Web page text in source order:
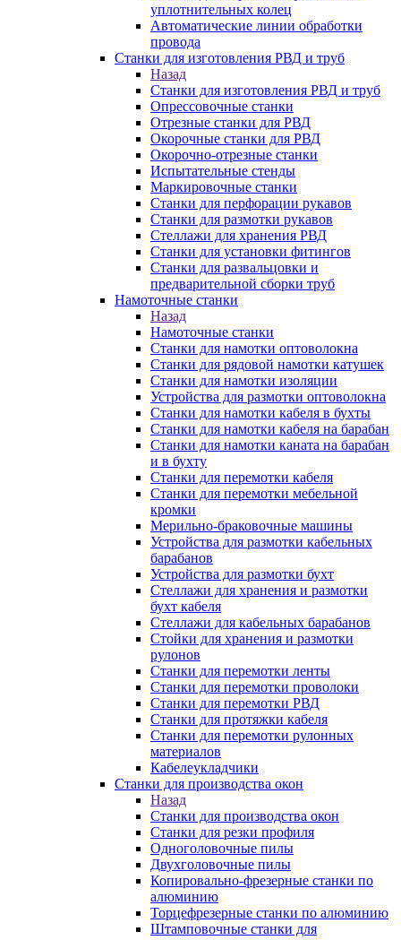
уплотнительных колец
Автоматические линии обработки
провода
Станки для изготовления РВД и труб
Назад
Станки для изготовления РВД и труб
Опрессовочные станки
Отрезные станки для РВД
Окорочные станки для РВД
Окорочно-отрезные станки
Испытательные стенды
Маркировочные станки
Станки для перфорации рукавов
Станки для размотки рукавов
Стеллажи для хранения РВД
Станки для установки фитингов
Станки для развальцовки и
предварительной сборки труб
Намоточные станки
Назад
Намоточные станки
Станки для намотки оптоволокна
Станки для рядовой намотки катушек
Станки для намотки изоляции
Устройства для размотки оптоволокна
Станки для намотки кабеля в бухты
Станки для намотки кабеля на барабан
Станки для намотки каната на барабан
и в бухту
Станки для перемотки кабеля
Станки для перемотки мебельной
кромки
Мерильно-браковочные машины
Устройства для размотки кабельных
барабанов
Устройства для размотки бухт
Стеллажи для хранения и размотки
бухт кабеля
Стеллажи для кабельных барабанов
Стойки для хранения и размотки
рулонов
Станки для перемотки ленты
Станки для перемотки проволоки
Станки для перемотки РВД
Станки для протяжки кабеля
Станки для перемотки рулонных
материалов
Кабелеукладчики
Станки для производства окон
Назад
Станки для производства окон
Станки для резки профиля
Одноголовочные пилы
Двухголовочные пилы
Копировально-фрезерные станки по
алюминию
Торцефрезерные станки по алюминию
Штамповочные станки для